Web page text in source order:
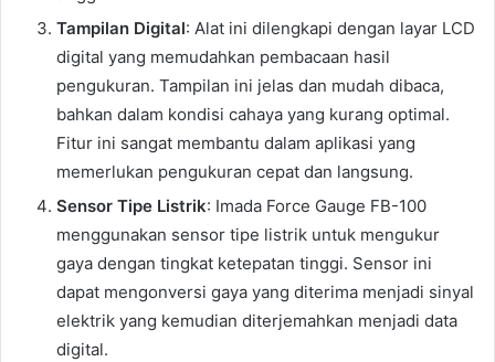
Tampilan Digital: Alat ini dilengkapi dengan layar LCD
digital yang memudahkan pembacaan hasil
pengukuran. Tampilan ini jelas dan mudah dibaca,
bahkan dalam kondisi cahaya yang kurang optimal.
Fitur ini sangat membantu dalam aplikasi yang
memerlukan pengukuran cepat dan langsung.
Sensor Tipe Listrik: Imada Force Gauge FB-100
menggunakan sensor tipe listrik untuk mengukur
gaya dengan tingkat ketepatan tinggi. Sensor ini
dapat mengonversi gaya yang diterima menjadi sinyal
elektrik yang kemudian diterjemahkan menjadi data
digital.